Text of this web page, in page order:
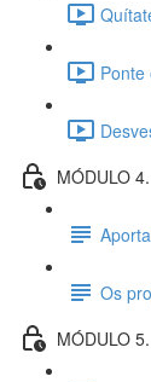
Ponte
MÓDULO
Os
MÓDULO